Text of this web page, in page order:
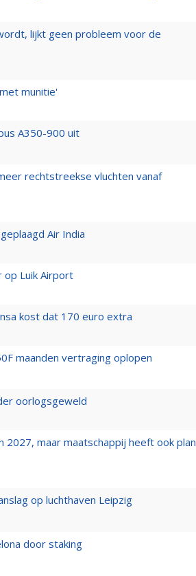
lijkt geen probleem voor de
munitie'
A350-900 uit
rechtstreekse vluchten vanaf
Air India
op Luik Airport
kost dat 170 euro extra
maanden vertraging oplopen
oorlogsgeweld
2027, maar maatschappij heeft ook plan
op luchthaven Leipzig
door staking